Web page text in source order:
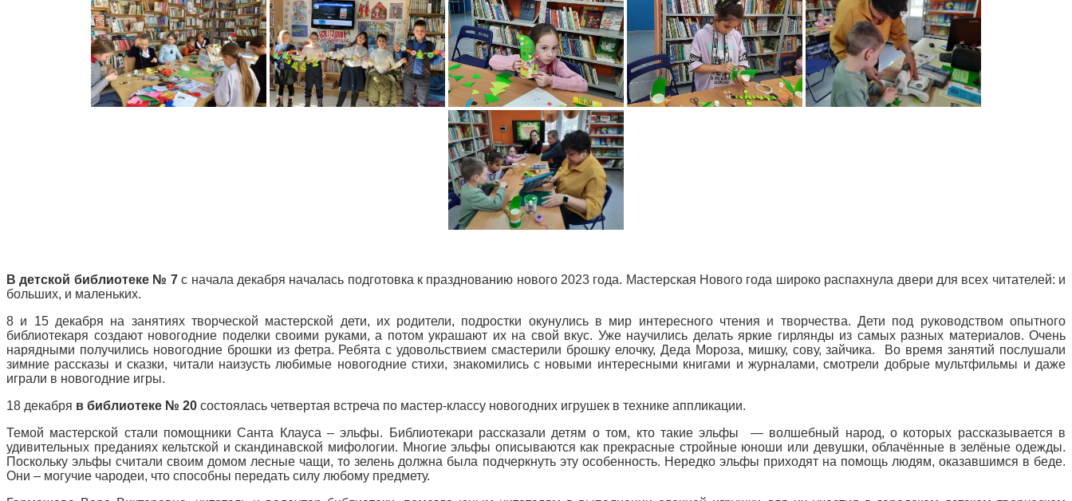
В детской библиотеке № 7с начала декабря началась подготовка к празднованию нового 2023 года. Мастерская Нового года широко распахнула двери для всех читателей: и
больших, и маленьких.
8 и 15 декабря на занятиях творческой мастерской дети, их родители, подростки окунулись в мир интересного чтения и творчества. Дети под руководством опытного
библиотекаря создают новогодние поделки своими руками, а потом украшают их на свой вкус. Уже научились делать яркие гирлянды из самых разных материалов. Очень
нарядными получились новогодние брошки из фетра. Ребята с удовольствием смастерили брошку елочку, Деда Мороза, мишку, сову, зайчика. Во время занятий послушали
зимние рассказы и сказки, читали наизусть любимые новогодние стихи, знакомились с новыми интересными книгами и журналами, смотрели добрые мультфильмы и даже
играли в новогодние игры.
18 декабря в библиотеке № 20 состоялась четвертая встреча по мастер-классу новогодних игрушек в технике аппликации.
Темой мастерской стали помощники Санта Клауса – эльфы. Библиотекари рассказали детям о том, кто такие эльфы — волшебный народ, о которых рассказывается в
удивительных преданиях кельтской и скандинавской мифологии. Многие эльфы описываются как прекрасные стройные юноши или девушки, облачённые в зелёные одежды.
Поскольку эльфы считали своим домом лесные чащи, то зелень должна была подчеркнуть эту особенность. Нередко эльфы приходят на помощь людям, оказавшимся в беде.
Они – могучие чародеи, что способны передать силу любому предмету.